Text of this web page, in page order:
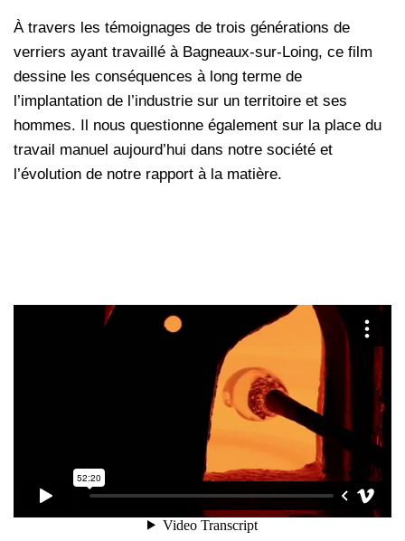
À travers les témoignages de trois générations de
verriers ayant travaillé à Bagneaux-sur-Loing, ce film
dessine les conséquences à long terme de
l’implantation de l’industrie sur un territoire et ses
hommes. Il nous questionne également sur la place du
travail manuel aujourd’hui dans notre société et
l’évolution de notre rapport à la matière.